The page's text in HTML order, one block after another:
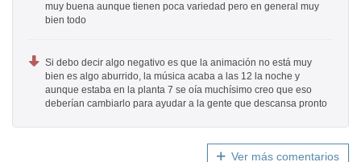
muy buena aunque tienen poca variedad pero en general muy
bien todo
Si debo decir algo negativo es que la animación no está muy
bien es algo aburrido, la música acaba a las 12 la noche y
aunque estaba en la planta 7 se oía muchísimo creo que eso
deberían cambiarlo para ayudar a la gente que descansa pronto
Ver más comentarios